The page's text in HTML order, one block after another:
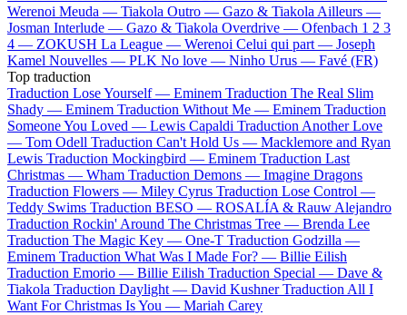
Werenoi Meuda — Tiakola Outro — Gazo & Tiakola Ailleurs —
Josman Interlude — Gazo & Tiakola Overdrive — Ofenbach 1 2 3
4 — ZOKUSH La League — Werenoi Celui qui part — Joseph
Kamel Nouvelles — PLK No love — Ninho Urus — Favé (FR)
Top traduction
Traduction Lose Yourself — Eminem Traduction The Real Slim
Shady — Eminem Traduction Without Me — Eminem Traduction
Someone You Loved — Lewis Capaldi Traduction Another Love
— Tom Odell Traduction Can't Hold Us — Macklemore and Ryan
Lewis Traduction Mockingbird — Eminem Traduction Last
Christmas — Wham Traduction Demons — Imagine Dragons
Traduction Flowers — Miley Cyrus Traduction Lose Control —
Teddy Swims Traduction BESO — ROSALÍA & Rauw Alejandro
Traduction Rockin' Around The Christmas Tree — Brenda Lee
Traduction The Magic Key — One-T Traduction Godzilla —
Eminem Traduction What Was I Made For? — Billie Eilish
Traduction Emorio — Billie Eilish Traduction Special — Dave &
Tiakola Traduction Daylight — David Kushner Traduction All I
Want For Christmas Is You — Mariah Carey